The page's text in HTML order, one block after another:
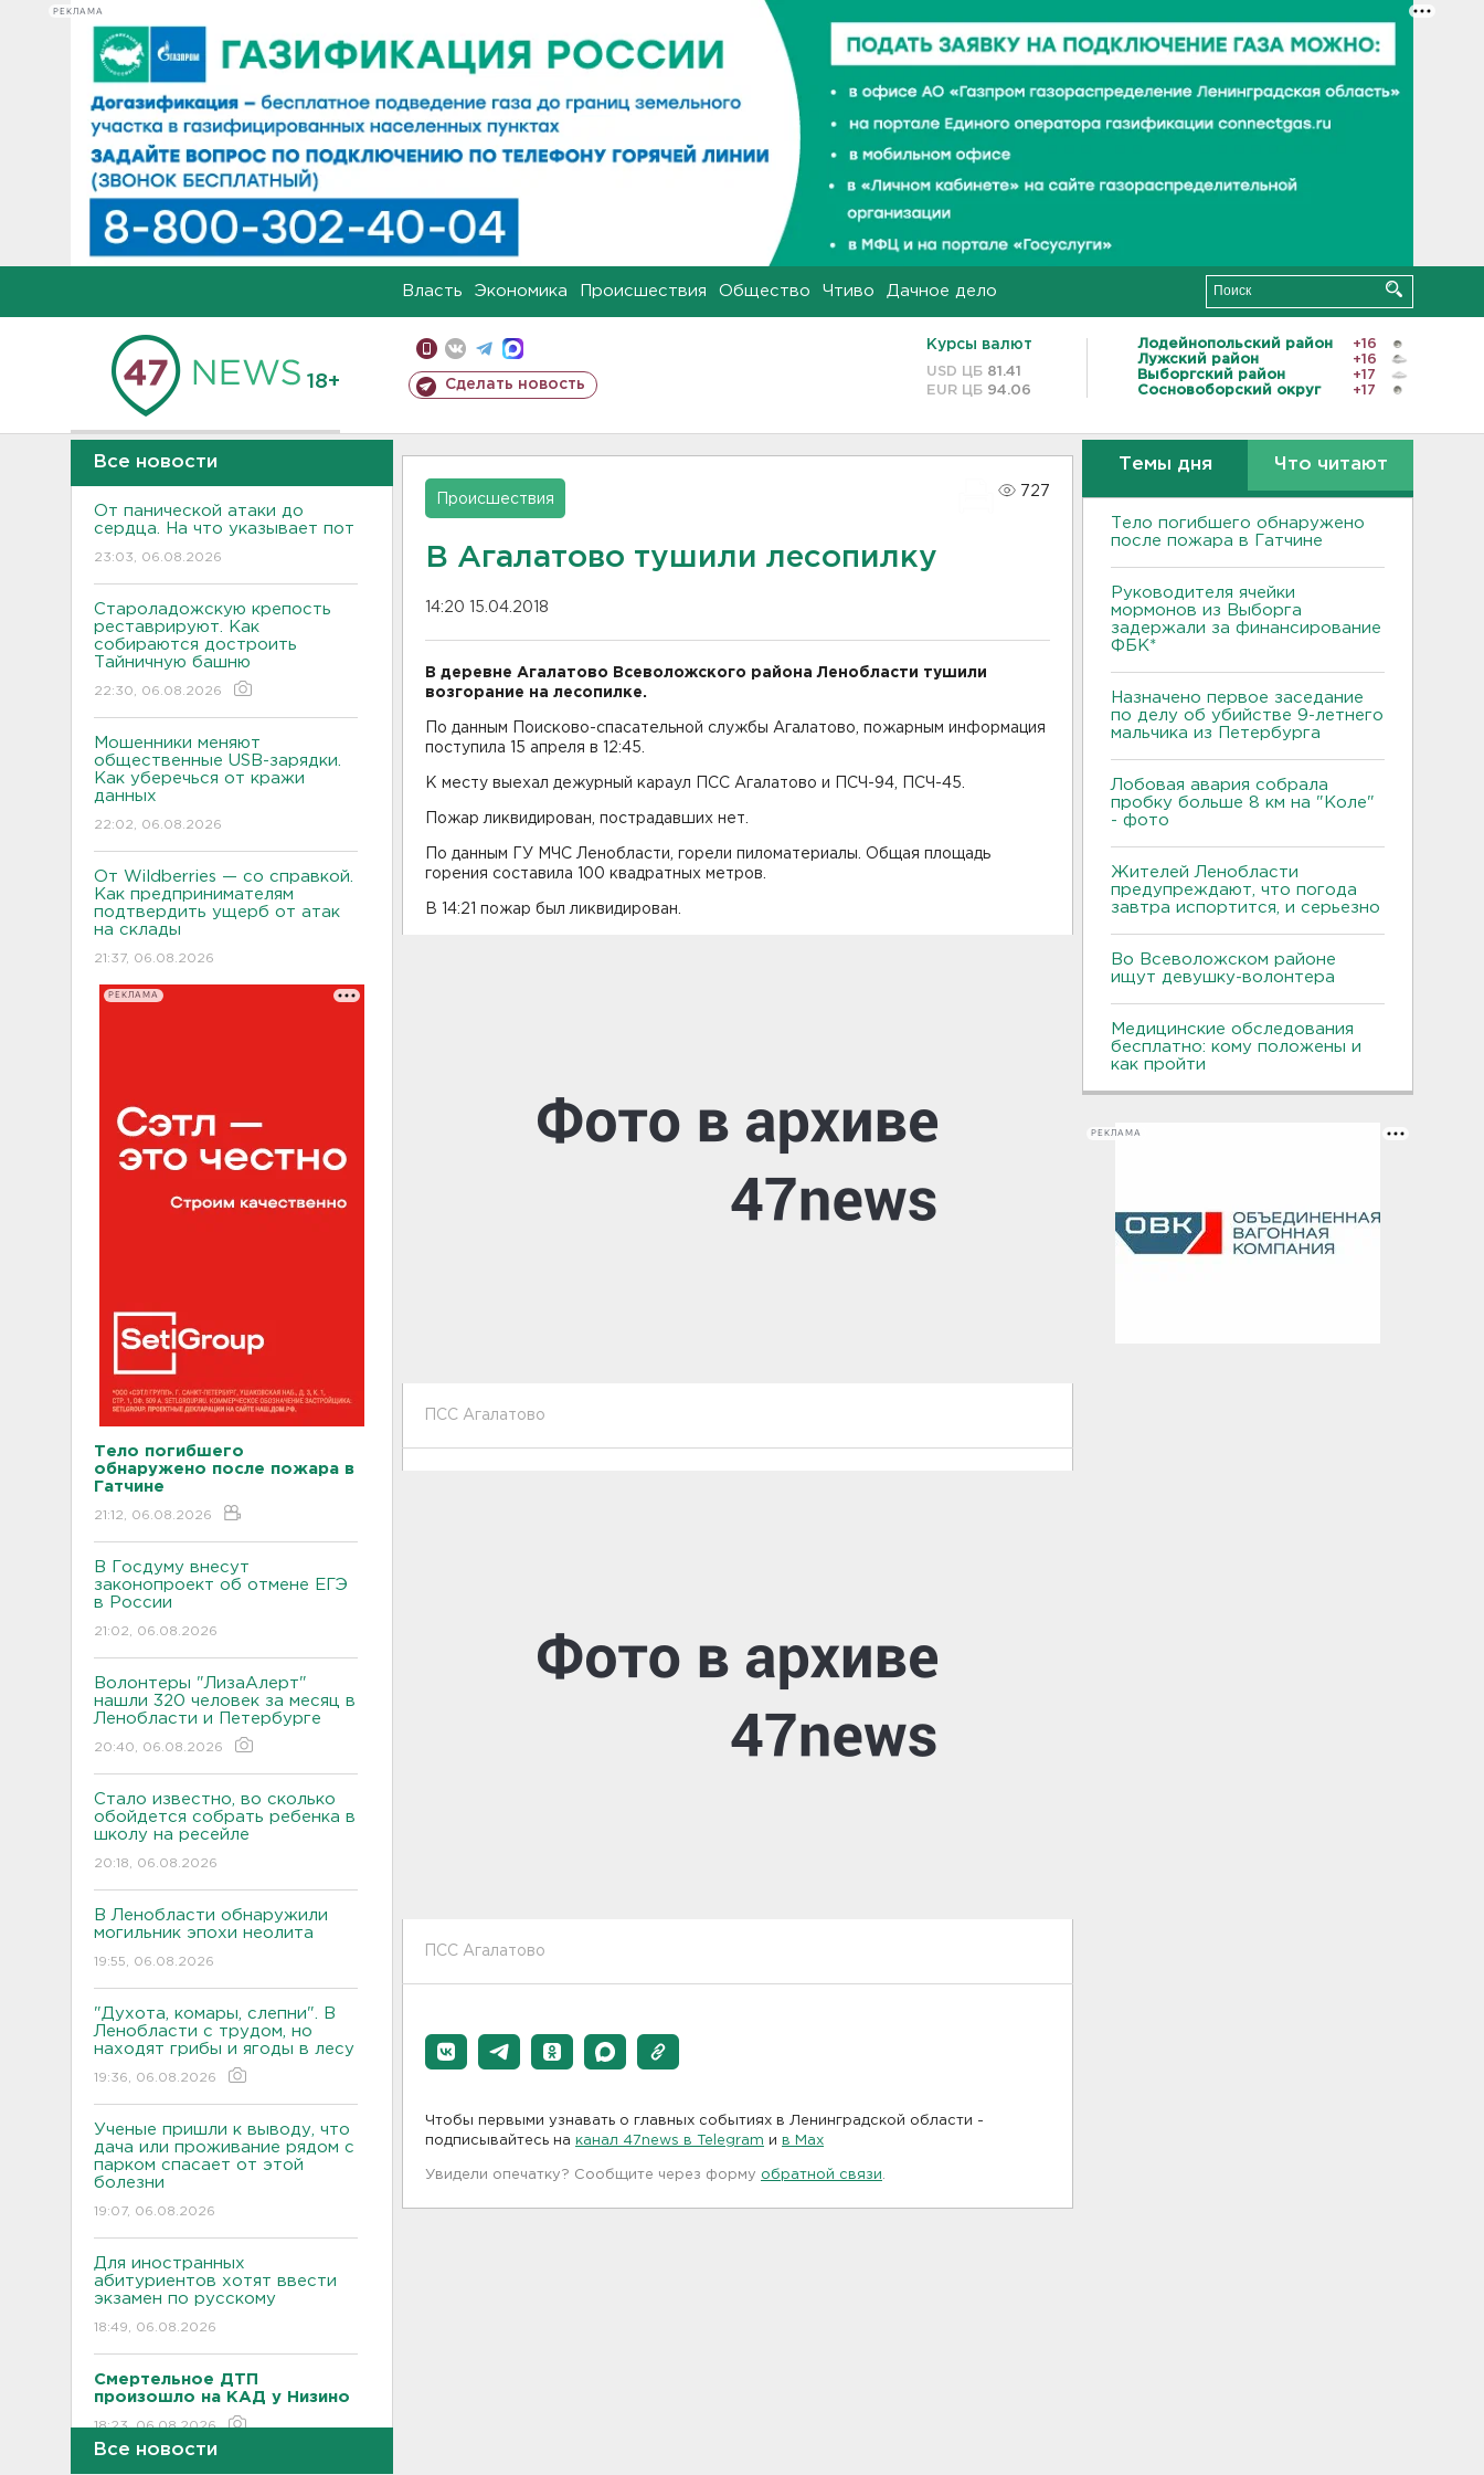
РЕКЛАМА
Власть Экономика Происшествия Общество Чтиво Дачное дело
18+ Сделать новость
Курсы валют
USD ЦБ 81.41
EUR ЦБ 94.06
Лодейнопольский район
+16
Лужский район
+16
Выборгский район
+17
Сосновоборский округ
+17
Все новости
От панической атаки до
сердца. На что указывает пот
23:03, 06.08.2026
Староладожскую крепость
реставрируют. Как
собираются достроить
Тайничную башню
22:30, 06.08.2026
Мошенники меняют
общественные USB-зарядки.
Как уберечься от кражи
данных
22:02, 06.08.2026
От Wildberries — со справкой.
Как предпринимателям
подтвердить ущерб от атак
на склады
21:37, 06.08.2026
РЕКЛАМА
Тело погибшего
обнаружено после пожара в
Гатчине
21:12, 06.08.2026
В Госдуму внесут
законопроект об отмене ЕГЭ
в России
21:02, 06.08.2026
Волонтеры "ЛизаАлерт"
нашли 320 человек за месяц в
Ленобласти и Петербурге
20:40, 06.08.2026
Стало известно, во сколько
обойдется собрать ребенка в
школу на ресейле
20:18, 06.08.2026
В Ленобласти обнаружили
могильник эпохи неолита
19:55, 06.08.2026
"Духота, комары, слепни". В
Ленобласти с трудом, но
находят грибы и ягоды в лесу
19:36, 06.08.2026
Ученые пришли к выводу, что
дача или проживание рядом с
парком спасает от этой
болезни
19:07, 06.08.2026
Для иностранных
абитуриентов хотят ввести
экзамен по русскому
18:49, 06.08.2026
Смертельное ДТП
произошло на КАД у Низино
18:23, 06.08.2026
Все новости
Происшествия
727
В Агалатово тушили лесопилку
14:20 15.04.2018
В деревне Агалатово Всеволожского района Ленобласти тушили
возгорание на лесопилке.
По данным Поисково-спасательной службы Агалатово, пожарным информация
поступила 15 апреля в 12:45.
К месту выехал дежурный караул ПСС Агалатово и ПСЧ-94, ПСЧ-45.
Пожар ликвидирован, пострадавших нет.
По данным ГУ МЧС Ленобласти, горели пиломатериалы. Общая площадь
горения составила 100 квадратных метров.
В 14:21 пожар был ликвидирован.
ПСС Агалатово
ПСС Агалатово
Чтобы первыми узнавать о главных событиях в Ленинградской области -
подписывайтесь на канал 47news в Telegram и в Maх
Увидели опечатку? Сообщите через форму обратной связи
Темы дня Что читают
Тело погибшего обнаружено
после пожара в Гатчине
Руководителя ячейки
мормонов из Выборга
задержали за финансирование
ФБК*
Назначено первое заседание
по делу об убийстве 9-летнего
мальчика из Петербурга
Лобовая авария собрала
пробку больше 8 км на "Коле"
- фото
Жителей Ленобласти
предупреждают, что погода
завтра испортится, и серьезно
Во Всеволожском районе
ищут девушку-волонтера
Медицинские обследования
бесплатно: кому положены и
как пройти
РЕКЛАМА